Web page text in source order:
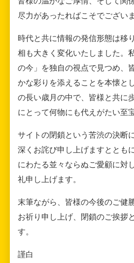
尽力があったればこそでございま
時代と共に情報の発信形態は移
相も大きく変化いたしました。
の今」を独自の視点で見つめ、
かな彩りを添えることを本懐と
の長い歳月の中で、皆様と共に
にとって何物にも代えがたい至
サイトの閉鎖という苦渋の決断
深くお詫び申し上げますととも
にわたる並々ならぬご愛顧に対
礼申し上げます。
末筆ながら、皆様の今後のご健
お祈り申し上げ、閉鎖のご挨拶
す。
謹白